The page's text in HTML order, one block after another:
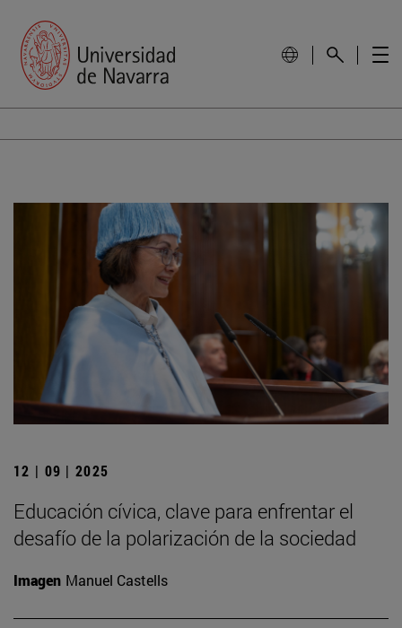
12 | 09 | 2025
Educación cívica, clave para enfrentar el
desafío de la polarización de la sociedad
Imagen Manuel Castells